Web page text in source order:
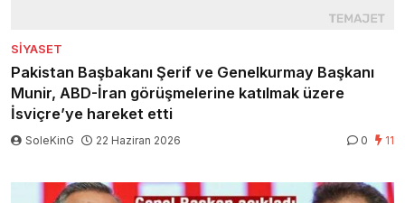
SIYASET
Pakistan Başbakanı Şerif ve Genelkurmay Başkanı
Munir, ABD-İran görüşmelerine katılmak üzere
İsviçre’ye hareket etti
SoleKinG 22 Haziran 2026 0 11